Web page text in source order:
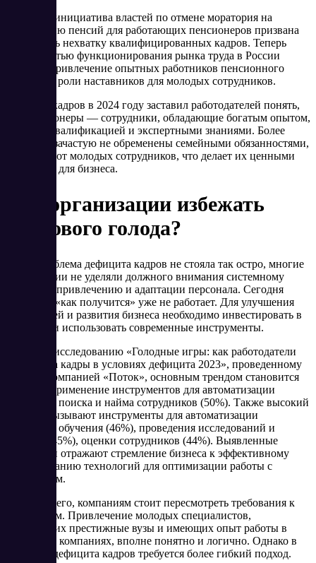
Недавняя инициатива властей по отмене моратория на
индексацию пенсий для работающих пенсионеров призвана
преодолеть нехватку квалифицированных кадров. Теперь
особенностью функционирования рынка труда в России
является привлечение опытных работников пенсионного
возраста в роли наставников для молодых сотрудников.
Дефицит кадров в 2024 году заставил работодателей понять,
что пенсионеры — сотрудники, обладающие богатым опытом,
высокой квалификацией и экспертными знаниями. Более
того, они зачастую не обременены семейными обязанностями,
в отличие от молодых сотрудников, что делает их ценными
ресурсами для бизнеса.
Как организации избежать
кадрового голода?
Когда проблема дефицита кадров не стояла так остро, многие
организации не уделяли должного внимания системному
подходу к привлечению и адаптации персонала. Сегодня
стратегия «как получится» уже не работает. Для улучшения
показателей и развития бизнеса необходимо инвестировать в
персонал и использовать современные инструменты.
Согласно исследованию «Голодные игры: как работодатели
борются за кадры в условиях дефицита 2023», проведенному
HR-tech-компанией «Поток», основным трендом становится
широкое применение инструментов для автоматизации
процессов поиска и найма сотрудников (50%). Также высокий
интерес вызывают инструменты для автоматизации
процессов обучения (46%), проведения исследований и
опросов (45%), оценки сотрудников (44%). Выявленные
тенденции отражают стремление бизнеса к эффективному
использованию технологий для оптимизации работы с
персоналом.
Прежде всего, компаниям стоит пересмотреть требования к
кандидатам. Привлечение молодых специалистов,
окончивших престижные вузы и имеющих опыт работы в
известных компаниях, вполне понятно и логично. Однако в
условиях дефицита кадров требуется более гибкий подход.